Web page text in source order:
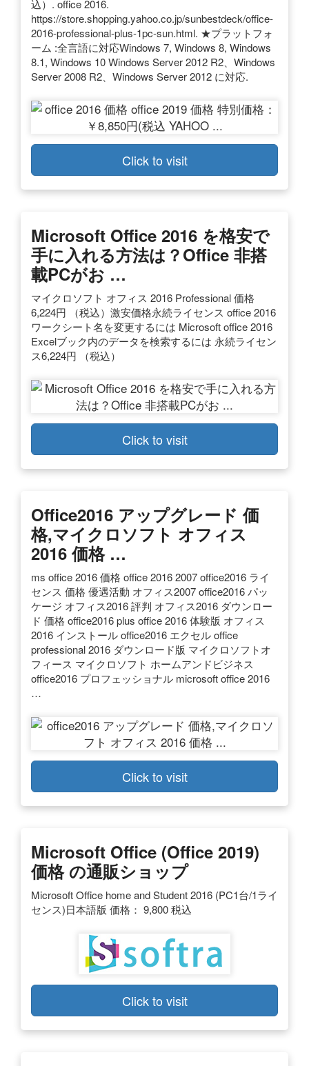
込）. office 2016.
https://store.shopping.yahoo.co.jp/sunbestdeck/office-
2016-professional-plus-1pc-sun.html. ★プラットフォ
ーム :全言語に対応Windows 7, Windows 8, Windows
8.1, Windows 10 Windows Server 2012 R2、Windows
Server 2008 R2、Windows Server 2012 に対応.
Click to visit
Microsoft Office 2016 を格安で
手に入れる方法は？Office 非搭
載PCがお …
マイクロソフト オフィス 2016 Professional 価格
6,224円 （税込）激安価格永続ライセンス office 2016
ワークシート名を変更するには Microsoft office 2016
Excelブック内のデータを検索するには 永続ライセン
ス6,224円 （税込）
Click to visit
Office2016 アップグレード 価
格,マイクロソフト オフィス
2016 価格 …
ms office 2016 価格 office 2016 2007 office2016 ライ
センス 価格 優遇活動 オフィス2007 office2016 パッ
ケージ オフィス2016 評判 オフィス2016 ダウンロー
ド 価格 office2016 plus office 2016 体験版 オフィス
2016 インストール office2016 エクセル office
professional 2016 ダウンロード版 マイクロソフトオ
フィース マイクロソフト ホームアンドビジネス
office2016 プロフェッショナル microsoft office 2016
…
Click to visit
Microsoft Office (Office 2019)
価格 の通販ショップ
Microsoft Office home and Student 2016 (PC1台/1ライ
センス)日本語版 価格： 9,800 税込
Click to visit